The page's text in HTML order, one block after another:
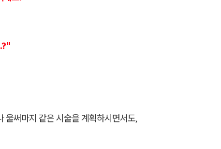
울써마지 같은 시술을 계획하시면서도,